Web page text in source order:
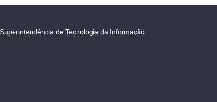
Superintendência de Tecnologia da Informação